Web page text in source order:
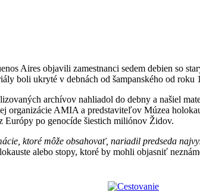
Aires objavili zamestnanci sedem debien so
boli ukryté v debnách od šampanského od
archívov nahliadol do debny a našiel
AMIA a predstaviteľov Múzea
Európy po genocíde šiestich miliónov Židov.
ktoré môže obsahovať, nariadil predseda
alebo stopy, ktoré by mohli objasniť